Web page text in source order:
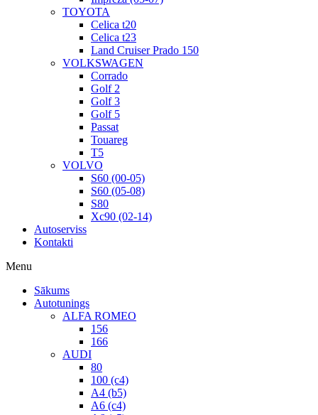
TOYOTA
Celica t20
Celica t23
Land Cruiser Prado 150
VOLKSWAGEN
Corrado
Golf 2
Golf 3
Golf 5
Passat
Touareg
T5
VOLVO
S60 (00-05)
S60 (05-08)
S80
Xc90 (02-14)
Autoserviss
Kontakti
Menu
Sākums
Autotunings
ALFA ROMEO
156
166
AUDI
80
100 (c4)
A4 (b5)
A6 (c4)